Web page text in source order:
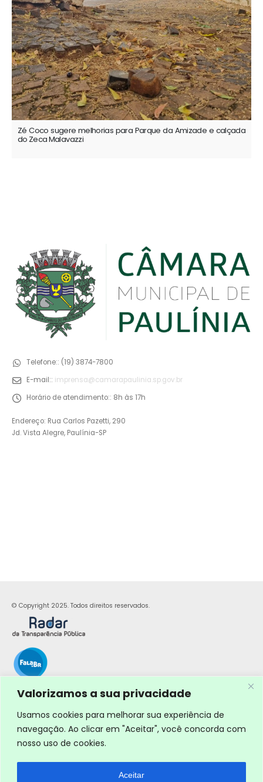
Valorizamos a sua privacidade
Usamos cookies para melhorar sua experiência de
navegação. Ao clicar em "Aceitar", você concorda com
nosso uso de cookies.
Aceitar
Zé Coco sugere melhorias para Parque da Amizade e calçada
do Zeca Malavazzi
Telefone:: (19) 3874-7800
E-mail:: imprensa@camarapaulinia.sp.gov.br
Horário de atendimento:: 8h às 17h
Endereço: Rua Carlos Pazetti, 290
Jd. Vista Alegre, Paulínia-SP
© Copyright 2025. Todos direitos reservados.